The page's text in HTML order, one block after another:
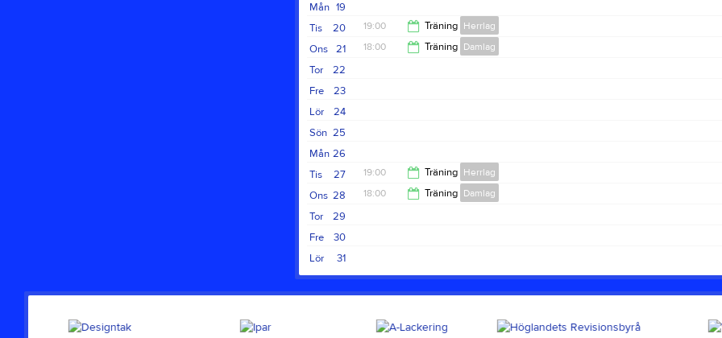
19
Mån
20
Tis 19:00 Träning Herrlag
21
Ons 18:00 Träning Damlag
22
Tor
23
Fre
24
Lör
25
Sön
26
Mån
27
Tis 19:00 Träning Herrlag
28
Ons 18:00 Träning Damlag
29
Tor
30
Fre
31
Lör